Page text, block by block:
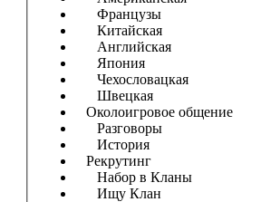
Французы
Китайская
Английская
Япония
Чехословацкая
Швецкая
Околоигровое общение
Разговоры
История
Рекрутинг
Набор в Кланы
Ищу Клан